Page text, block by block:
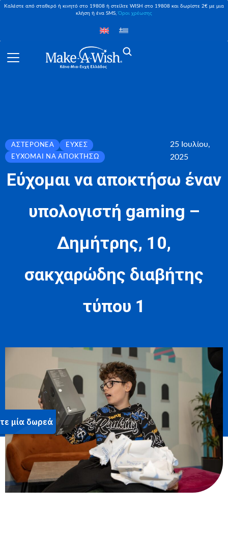
Καλέστε από σταθερό ή κινητό στο 19808 ή στείλτε WISH στο 19808 και δωρίστε 2€ με μια
κλήση ή ένα SMS,Όροι χρέωσης
ΑΣΤΕΡΟΝΈΑ
ΕΥΧΈΣ
ΕΎΧΟΜΑΙ ΝΑ ΑΠΟΚΤΉΣΩ
25 Ιουλίου,
2025
Εύχομαι να αποκτήσω έναν
υπολογιστή gaming –
Δημήτρης, 10,
σακχαρώδης διαβήτης
τύπου 1